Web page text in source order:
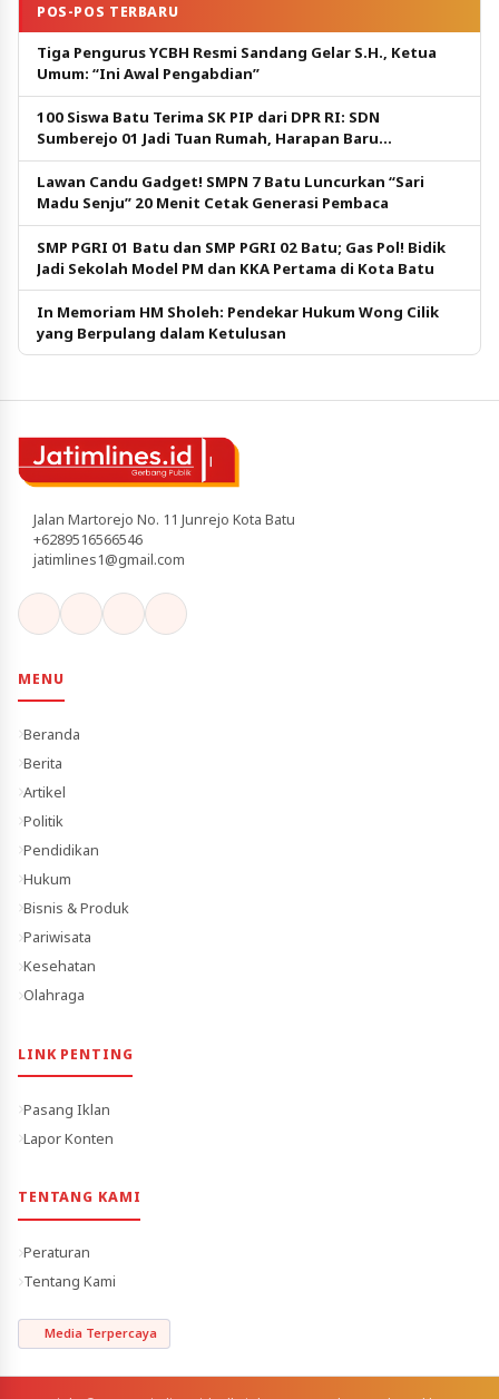
POS-POS TERBARU
Tiga Pengurus YCBH Resmi Sandang Gelar S.H., Ketua
Umum: “Ini Awal Pengabdian”
100 Siswa Batu Terima SK PIP dari DPR RI: SDN
Sumberejo 01 Jadi Tuan Rumah, Harapan Baru
Pendidikan Gratis
Lawan Candu Gadget! SMPN 7 Batu Luncurkan “Sari
Madu Senju” 20 Menit Cetak Generasi Pembaca
SMP PGRI 01 Batu dan SMP PGRI 02 Batu; Gas Pol! Bidik
Jadi Sekolah Model PM dan KKA Pertama di Kota Batu
In Memoriam HM Sholeh: Pendekar Hukum Wong Cilik
yang Berpulang dalam Ketulusan
Jalan Martorejo No. 11 Junrejo Kota Batu
+6289516566546
jatimlines1@gmail.com
MENU
Beranda
Berita
Artikel
Politik
Pendidikan
Hukum
Bisnis & Produk
Pariwisata
Kesehatan
Olahraga
LINK PENTING
Pasang Iklan
Lapor Konten
TENTANG KAMI
Peraturan
Tentang Kami
Media Terpercaya